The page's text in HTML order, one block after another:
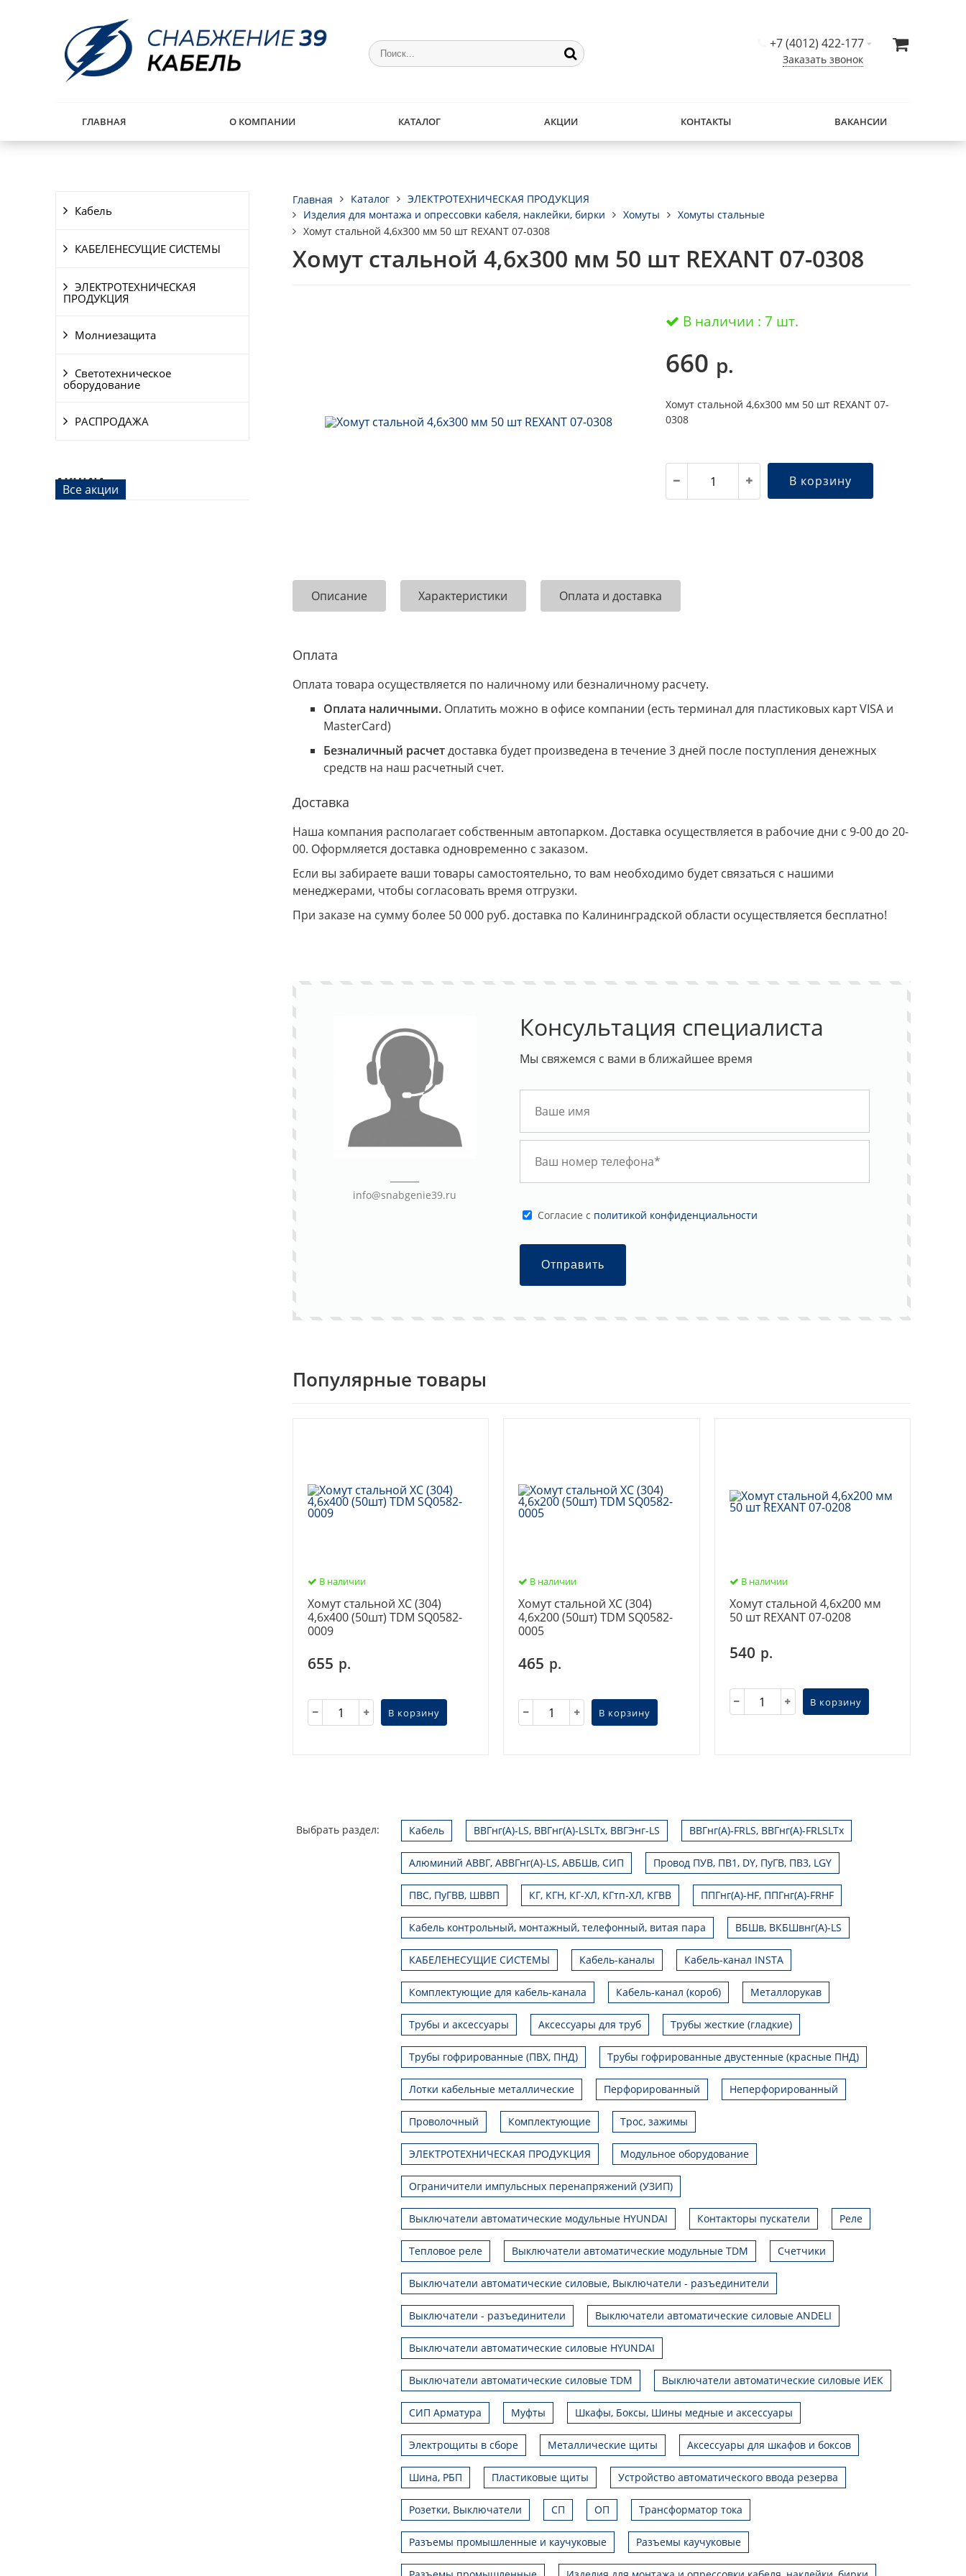
+7 (4012) 422-177
Заказать звонок
ГЛАВНАЯ О КОМПАНИИ КАТАЛОГ АКЦИИ КОНТАКТЫ ВАКАНСИИ
Кабель
КАБЕЛЕНЕСУЩИЕ СИСТЕМЫ
ЭЛЕКТРОТЕХНИЧЕСКАЯ
ПРОДУКЦИЯ
Молниезащита
Светотехническое
оборудование
РАСПРОДАЖА
АКЦИИ
Все акции
Главная Каталог
ЭЛЕКТРОТЕХНИЧЕСКАЯ ПРОДУКЦИЯ
Изделия для монтажа и опрессовки кабеля, наклейки, бирки
Хомуты
Хомуты стальные
Хомут стальной 4,6х300 мм 50 шт REXANT 07-0308
Хомут стальной 4,6х300 мм 50 шт REXANT 07-0308
В наличии : 7 шт.
660 р.
Хомут стальной 4,6х300 мм 50 шт REXANT 07-
0308
В корзину
Описание Характеристики Оплата и доставка
Оплата
Оплата товара осуществляется по наличному или безналичному расчету.
Оплата наличными. Оплатить можно в офисе компании (есть терминал для пластиковых карт VISA и
MasterCard)
Безналичный расчетдоставка будет произведена в течение 3 дней после поступления денежных
средств на наш расчетный счет.
Доставка
Наша компания располагает собственным автопарком. Доставка осуществляется в рабочие дни с 9-00 до 20-
00. Оформляется доставка одновременно с заказом.
Если вы забираете ваши товары самостоятельно, то вам необходимо будет связаться с нашими
менеджерами, чтобы согласовать время отгрузки.
При заказе на сумму более 50 000 руб. доставка по Калининградской области осуществляется бесплатно!
info@snabgenie39.ru
Консультация специалиста
Мы свяжемся с вами в ближайшее время
Cогласие с политикой конфиденциальности
Отправить
Популярные товары
В наличии
Хомут стальной ХС (304)
4,6х400 (50шт) TDM SQ0582-
0009
655 р.
В корзину
В наличии
Хомут стальной ХС (304)
4,6х200 (50шт) TDM SQ0582-
0005
465 р.
В корзину
В наличии
Хомут стальной 4,6х200 мм
50 шт REXANT 07-0208
540 р.
В корзину
Выбрать раздел: Кабель ВВГнг(А)-LS, ВВГнг(А)-LSLTx, ВВГЭнг-LS ВВГнг(А)-FRLS, ВВГнг(А)-FRLSLTx
Алюминий АВВГ, АВВГнг(А)-LS, АВБШв, СИП Провод ПУВ, ПВ1, DY, ПуГВ, ПВ3, LGY
ПВС, ПуГВВ, ШВВП КГ, КГН, КГ-ХЛ, КГтп-ХЛ, КГВВ ППГнг(А)-HF, ППГнг(А)-FRHF
Кабель контрольный, монтажный, телефонный, витая пара ВБШв, ВКБШвнг(А)-LS
КАБЕЛЕНЕСУЩИЕ СИСТЕМЫ Кабель-каналы Кабель-канал INSTA
Комплектующие для кабель-канала Кабель-канал (короб) Металлорукав
Трубы и аксессуары Аксессуары для труб Трубы жесткие (гладкие)
Трубы гофрированные (ПВХ, ПНД) Трубы гофрированные двустенные (красные ПНД)
Лотки кабельные металлические Перфорированный Неперфорированный
Проволочный Комплектующие Трос, зажимы
ЭЛЕКТРОТЕХНИЧЕСКАЯ ПРОДУКЦИЯ Модульное оборудование
Ограничители импульсных перенапряжений (УЗИП)
Выключатели автоматические модульные HYUNDAI Контакторы пускатели Реле
Тепловое реле Выключатели автоматические модульные TDM Счетчики
Выключатели автоматические силовые, Выключатели - разъединители
Выключатели - разъединители Выключатели автоматические силовые ANDELI
Выключатели автоматические силовые HYUNDAI
Выключатели автоматические силовые TDM Выключатели автоматические силовые ИЕК
СИП Арматура Муфты Шкафы, Боксы, Шины медные и аксессуары
Электрощиты в сборе Металлические щиты Аксессуары для шкафов и боксов
Шина, РБП Пластиковые щиты Устройство автоматического ввода резерва
Розетки, Выключатели СП ОП Трансформатор тока
Разъемы промышленные и каучуковые Разъемы каучуковые